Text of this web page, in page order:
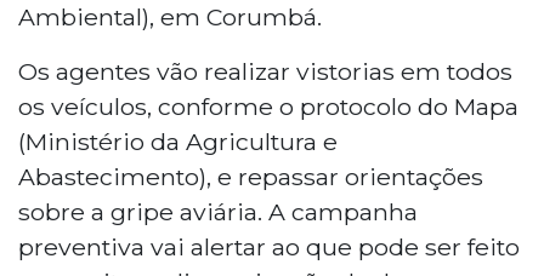
Ambiental), em Corumbá.
Os agentes vão realizar vistorias em todos
os veículos, conforme o protocolo do Mapa
(Ministério da Agricultura e
Abastecimento), e repassar orientações
sobre a gripe aviária. A campanha
preventiva vai alertar ao que pode ser feito